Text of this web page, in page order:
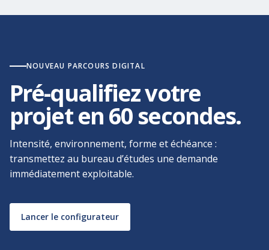
NOUVEAU PARCOURS DIGITAL
Pré-qualifiez votre
projet en 60 secondes.
Intensité, environnement, forme et échéance :
transmettez au bureau d’études une demande
immédiatement exploitable.
Lancer le configurateur